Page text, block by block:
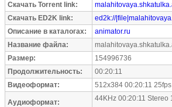
Скачать Torrent link:
Скачать ED2K link:
ed2k://
Описание в каталогах:
animator.ru
Название файла:
Размер:
154996736
Продолжительность:
00:20:11
Видеоформат:
512x384 00:20:11
Аудиоформат: 44KHz 00:20:11 Stereo